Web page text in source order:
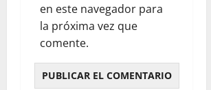
en este navegador para
la próxima vez que
comente.